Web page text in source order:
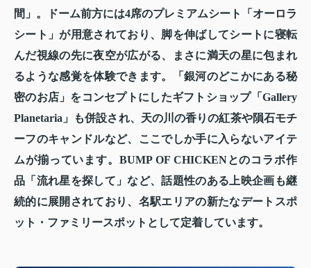
間」。ドーム前方には4席のプレミアムシート「オーロラ
シート」が用意されており、脚を伸ばしてシートに寝転
んだ視線の先に夜空が広がる、まさに満天の星に包まれ
るような感覚を体験できます。「銀河のどこかにある秘
密のお店」をコンセプトにしたギフトショップ「Gallery
Planetaria」も併設され、天の川の香りの紅茶や隕石モチ
ーフのキャンドルなど、ここでしか手に入らないアイテ
ムが揃っています。BUMP OF CHICKENとのコラボ作
品「流れ星を探して」など、話題性のある上映企画も継
続的に展開されており、名駅エリアの新たなデートスポ
ット・ファミリースポットとして定着しています。